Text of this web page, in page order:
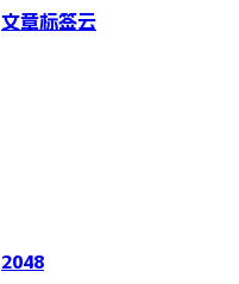
文章标签云
2048